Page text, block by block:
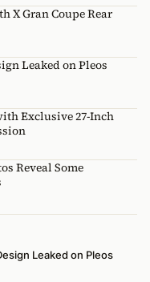
X Gran Coupe Rear
Leaked on Pleos
Exclusive 27-Inch
Reveal Some
Leaked on Pleos